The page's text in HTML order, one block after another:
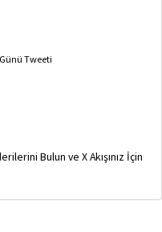
Tweeti
Bulun ve X Akışınız İçin